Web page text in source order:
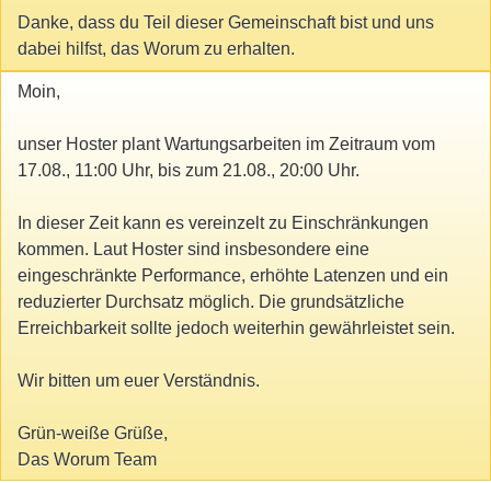
Danke, dass du Teil dieser Gemeinschaft bist und uns
dabei hilfst, das Worum zu erhalten.
Moin,
unser Hoster plant Wartungsarbeiten im Zeitraum vom
17.08., 11:00 Uhr, bis zum 21.08., 20:00 Uhr.
In dieser Zeit kann es vereinzelt zu Einschränkungen
kommen. Laut Hoster sind insbesondere eine
eingeschränkte Performance, erhöhte Latenzen und ein
reduzierter Durchsatz möglich. Die grundsätzliche
Erreichbarkeit sollte jedoch weiterhin gewährleistet sein.
Wir bitten um euer Verständnis.
Grün-weiße Grüße,
Das Worum Team